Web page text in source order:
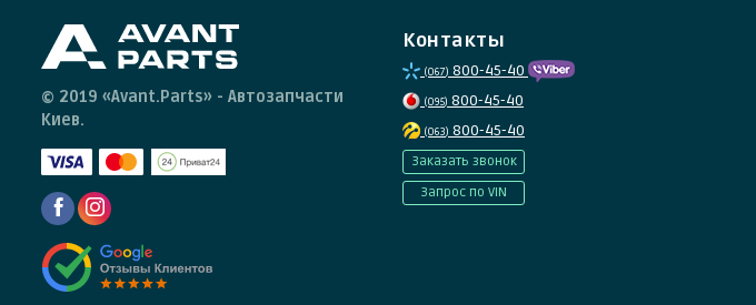
© 2019 «Avant.Parts» - Автозапчасти
Киев.
Контакты
(067) 800-45-40
(095) 800-45-40
(063) 800-45-40
Заказать звонок
Запрос по VIN